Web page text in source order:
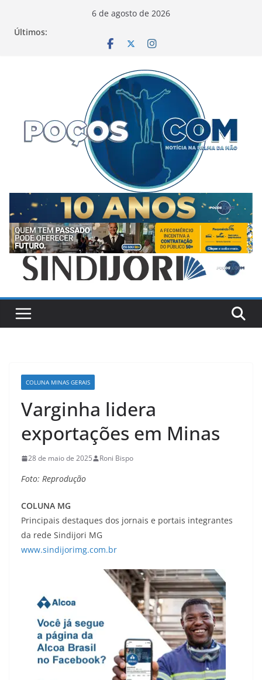
6 de agosto de 2026
Últimos:
COLUNA MINAS GERAIS
Varginha lidera
exportações em Minas
28 de maio de 2025 Roni Bispo
Foto: Reprodução
COLUNA MG
Principais destaques dos jornais e portais integrantes
da rede Sindijori MG
www.sindijorimg.com.br